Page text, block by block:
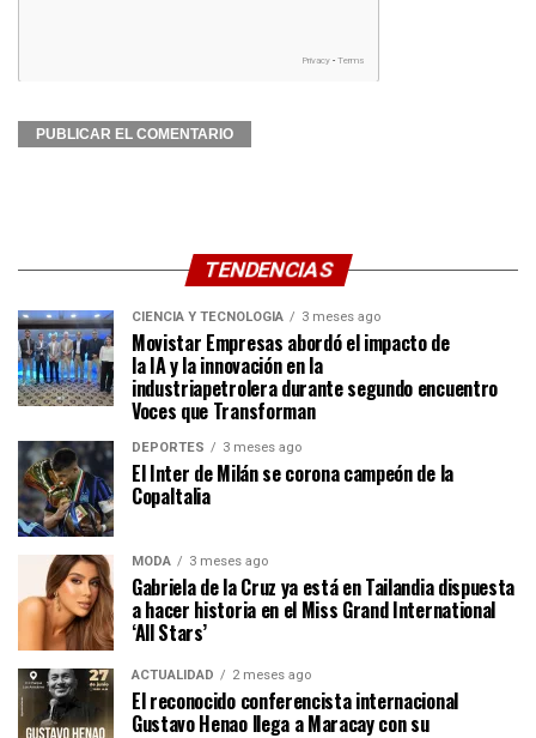
TENDENCIAS
CIENCIA Y TECNOLOGÍA 3 meses ago
Movistar Empresas abordó el impacto de
la IA y la innovación en la
industriapetrolera durante segundo encuentro
Voces que Transforman
DEPORTES 3 meses ago
El Inter de Milán se corona campeón de la
CopaItalia
MODA 3 meses ago
Gabriela de la Cruz ya está en Tailandia dispuesta
a hacer historia en el Miss Grand International
‘All Stars’
ACTUALIDAD 2 meses ago
El reconocido conferencista internacional
Gustavo Henao llega a Maracay con su